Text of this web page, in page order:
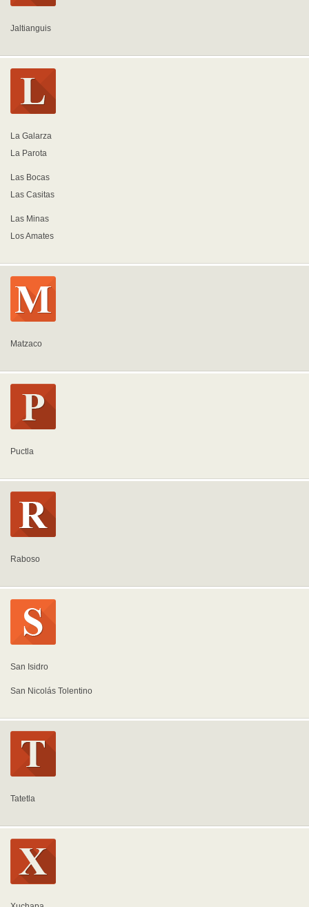
Jaltianguis
La Galarza
La Parota
Las Bocas
Las Casitas
Las Minas
Los Amates
Matzaco
Puctla
Raboso
San Isidro
San Nicolás Tolentino
Tatetla